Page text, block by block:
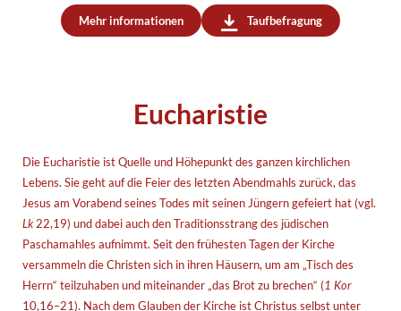
Mehr informationen Taufbefragung
Eucharistie
Die Eucharistie ist Quelle und Höhepunkt des ganzen kirchlichen
Lebens. Sie geht auf die Feier des letzten Abendmahls zurück, das
Jesus am Vorabend seines Todes mit seinen Jüngern gefeiert hat (vgl.
Lk 22,19) und dabei auch den Traditionsstrang des jüdischen
Paschamahles aufnimmt. Seit den frühesten Tagen der Kirche
versammeln die Christen sich in ihren Häusern, um am „Tisch des
Herrn“ teilzuhaben und miteinander „das Brot zu brechen“ (1 Kor
10,16–21). Nach dem Glauben der Kirche ist Christus selbst unter